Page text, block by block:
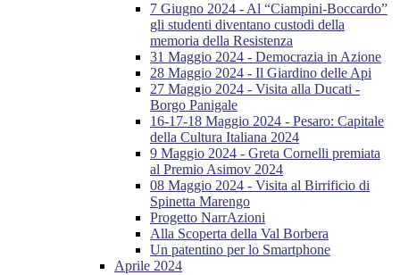
7 Giugno 2024 - Al “Ciampini-Boccardo”
gli studenti diventano custodi della
memoria della Resistenza
31 Maggio 2024 - Democrazia in Azione
28 Maggio 2024 - Il Giardino delle Api
27 Maggio 2024 - Visita alla Ducati -
Borgo Panigale
16-17-18 Maggio 2024 - Pesaro: Capitale
della Cultura Italiana 2024
9 Maggio 2024 - Greta Cornelli premiata
al Premio Asimov 2024
08 Maggio 2024 - Visita al Birrificio di
Spinetta Marengo
Progetto NarrAzioni
Alla Scoperta della Val Borbera
Un patentino per lo Smartphone
Aprile 2024